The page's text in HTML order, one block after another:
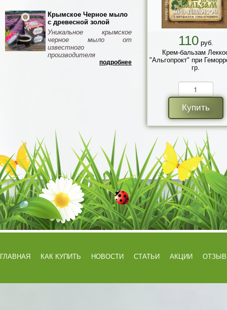
Крымское Черное мыло
с древесной золой
Уникальное крымское
черное мыло от
известного
производителя
подробнее
110руб.
Крем-бальзам
"Альгопрокт" при
гр.
Купить
ГЛАВНАЯ КАК КУПИТЬ НОВОСТИ СТАТЬИ АКЦИИ